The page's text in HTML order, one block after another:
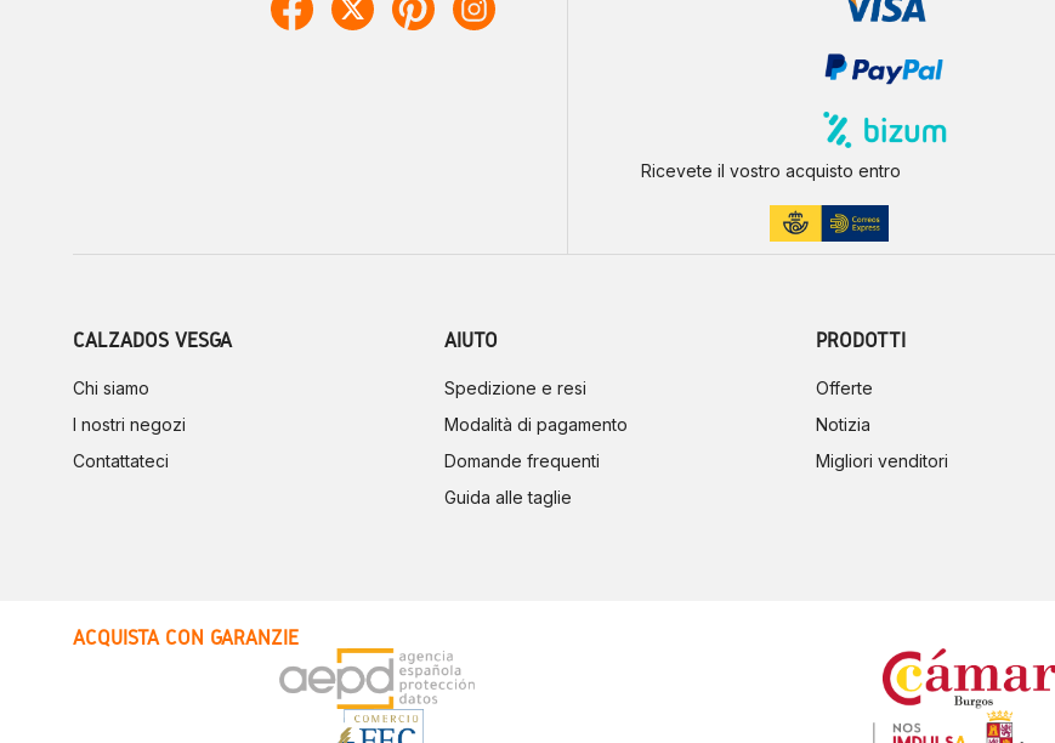
Ricevete il vostro acquisto entro
CALZADOS VESGA
Chi siamo
I nostri negozi
Contattateci
AIUTO
Spedizione e resi
Modalità di pagamento
Domande frequenti
Guida alle taglie
PRODOTTI
Offerte
Notizia
Migliori venditori
ACQUISTA CON GARANZIE